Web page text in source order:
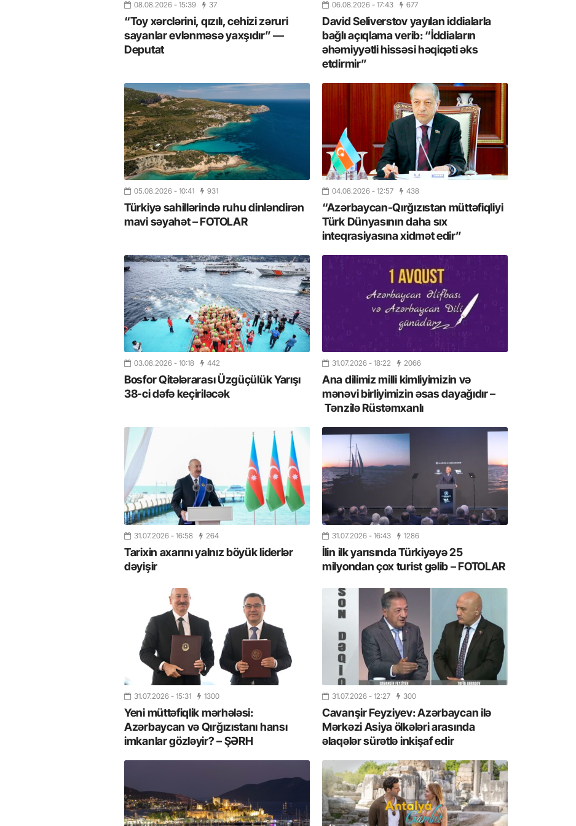
08.08.2026 - 15:39 37
“Toy xərclərini, qızılı, cehizi zəruri
sayanlar evlənməsə yaxşıdır” —
Deputat
06.08.2026 - 17:43 677
David Seliverstov yayılan iddialarla
bağlı açıqlama verib: “İddiaların
əhəmiyyətli hissəsi həqiqəti əks
etdirmir”
05.08.2026 - 10:41 931
Türkiyə sahillərində ruhu dinləndirən
mavi səyahət – FOTOLAR
04.08.2026 - 12:57 438
“Azərbaycan-Qırğızıstan müttəfiqliyi
Türk Dünyasının daha sıx
inteqrasiyasına xidmət edir”
03.08.2026 - 10:18 442
Bosfor Qitələrarası Üzgüçülük Yarışı
38-ci dəfə keçiriləcək
31.07.2026 - 18:22 2066
Ana dilimiz milli kimliyimizin və
mənəvi birliyimizin əsas dayağıdır –
Tənzilə Rüstəmxanlı
31.07.2026 - 16:58 264
Tarixin axarını yalnız böyük liderlər
dəyişir
31.07.2026 - 16:43 1286
İlin ilk yarısında Türkiyəyə 25
milyondan çox turist gəlib – FOTOLAR
31.07.2026 - 15:31 1300
Yeni müttəfiqlik mərhələsi:
Azərbaycan və Qırğızıstanı hansı
imkanlar gözləyir? – ŞƏRH
31.07.2026 - 12:27 300
Cavanşir Feyziyev: Azərbaycan ilə
Mərkəzi Asiya ölkələri arasında
əlaqələr sürətlə inkişaf edir